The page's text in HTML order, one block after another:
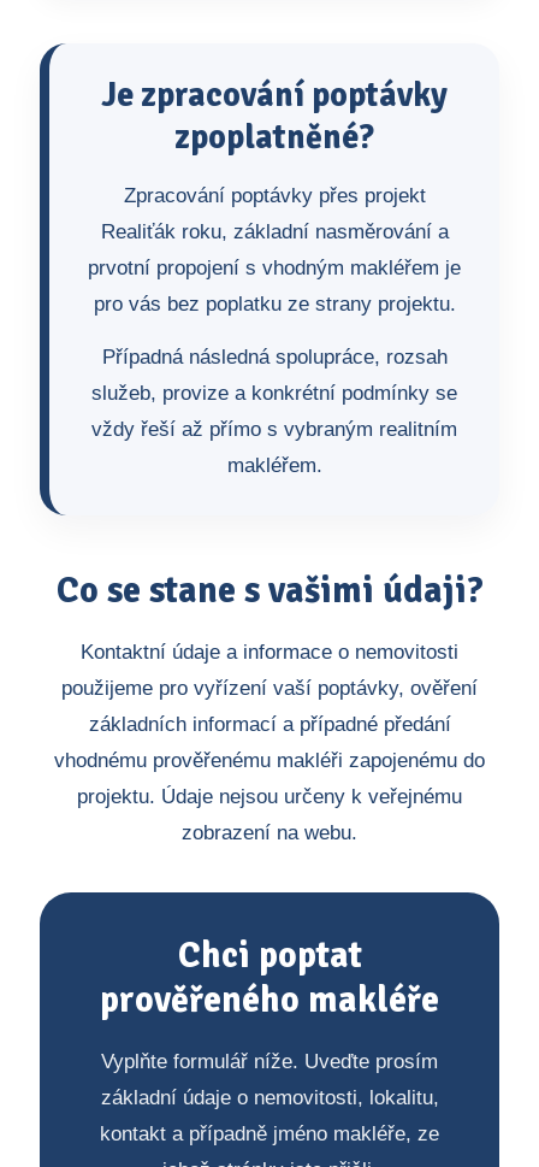
Je zpracování poptávky
zpoplatněné?
Zpracování poptávky přes projekt
Realiťák roku, základní nasměrování a
prvotní propojení s vhodným makléřem je
pro vás bez poplatku ze strany projektu.
Případná následná spolupráce, rozsah
služeb, provize a konkrétní podmínky se
vždy řeší až přímo s vybraným realitním
makléřem.
Co se stane s vašimi údaji?
Kontaktní údaje a informace o nemovitosti
použijeme pro vyřízení vaší poptávky, ověření
základních informací a případné předání
vhodnému prověřenému makléři zapojenému do
projektu. Údaje nejsou určeny k veřejnému
zobrazení na webu.
Chci poptat
prověřeného makléře
Vyplňte formulář níže. Uveďte prosím
základní údaje o nemovitosti, lokalitu,
kontakt a případně jméno makléře, ze